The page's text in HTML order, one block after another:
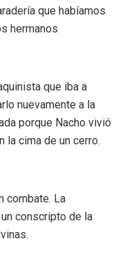
que habíamos
hermanos
que iba a
nuevamente a la
porque Nacho vivió
la cima de un cerro.
combate. La
conscripto de la